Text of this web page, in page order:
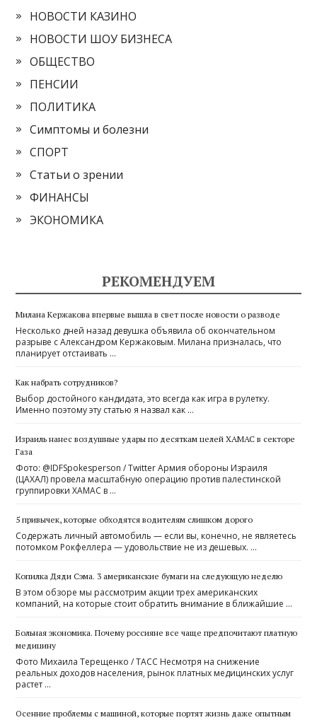
НОВОСТИ КАЗИНО
НОВОСТИ ШОУ БИЗНЕСА
ОБЩЕСТВО
ПЕНСИИ
ПОЛИТИКА
Симптомы и болезни
СПОРТ
Статьи о зрении
ФИНАНСЫ
ЭКОНОМИКА
РЕКОМЕНДУЕМ
Милана Кержакова впервые вышла в свет после новости о разводе
Несколько дней назад девушка объявила об окончательном
разрыве с Александром Кержаковым. Милана призналась, что
планирует отстаивать …
Как набрать сотрудников?
Выбор достойного кандидата, это всегда как игра в рулетку.
Именно поэтому эту статью я назвал как …
Израиль нанес воздушные удары по десяткам целей ХАМАС в секторе
Газа
Фото: @IDFSpokesperson / Twitter Армия обороны Израиля
(ЦАХАЛ) провела масштабную операцию против палестинской
группировки ХАМАС в …
5 привычек, которые обходятся водителям слишком дорого
Содержать личный автомобиль — если вы, конечно, не являетесь
потомком Рокфеллера — удовольствие не из дешевых. …
Копилка Дяди Сэма. 3 американские бумаги на следующую неделю
В этом обзоре мы рассмотрим акции трех американских
компаний, на которые стоит обратить внимание в ближайшие …
Больная экономика. Почему россияне все чаще предпочитают платную
медицину
Фото Михаила Терещенко / ТАСС Несмотря на снижение
реальных доходов населения, рынок платных медицинских услуг
растет …
Осенние проблемы с машиной, которые портят жизнь даже опытным